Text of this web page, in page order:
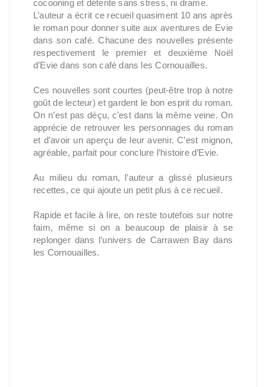
cocooning et détente sans stress, ni drame.
L’auteur a écrit ce recueil quasiment 10 ans après
le roman pour donner suite aux aventures de Evie
dans son café. Chacune des nouvelles présente
respectivement le premier et deuxième Noël
d’Evie dans son café dans les Cornouailles.
Ces nouvelles sont courtes (peut-être trop à notre
goût de lecteur) et gardent le bon esprit du roman.
On n’est pas déçu, c’est dans la même veine. On
apprécie de retrouver les personnages du roman
et d’avoir un aperçu de leur avenir. C’est mignon,
agréable, parfait pour conclure l’histoire d’Evie.
Au milieu du roman, l’auteur a glissé plusieurs
recettes, ce qui ajoute un petit plus à ce recueil.
Rapide et facile à lire, on reste toutefois sur notre
faim, même si on a beaucoup de plaisir à se
replonger dans l’univers de Carrawen Bay dans
les Cornouailles.